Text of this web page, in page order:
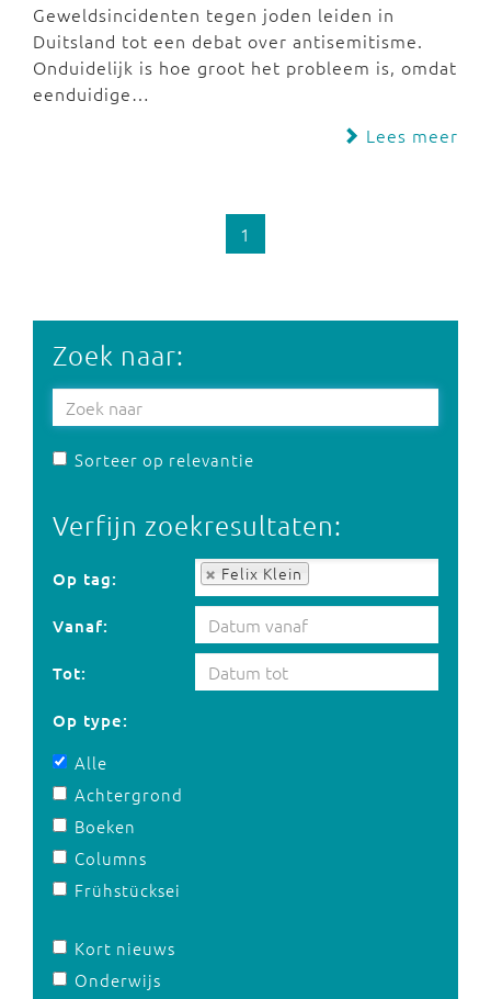
Geweldsincidenten tegen joden leiden in
Duitsland tot een debat over antisemitisme.
Onduidelijk is hoe groot het probleem is, omdat
eenduidige…
Lees meer
1
Zoek naar:
Sorteer op relevantie
Verfijn zoekresultaten:
Op tag: Felix Klein
Op tag:
Vanaf:
Tot:
Op type:
Alle
Achtergrond
Boeken
Columns
Frühstücksei
Kort nieuws
Onderwijs